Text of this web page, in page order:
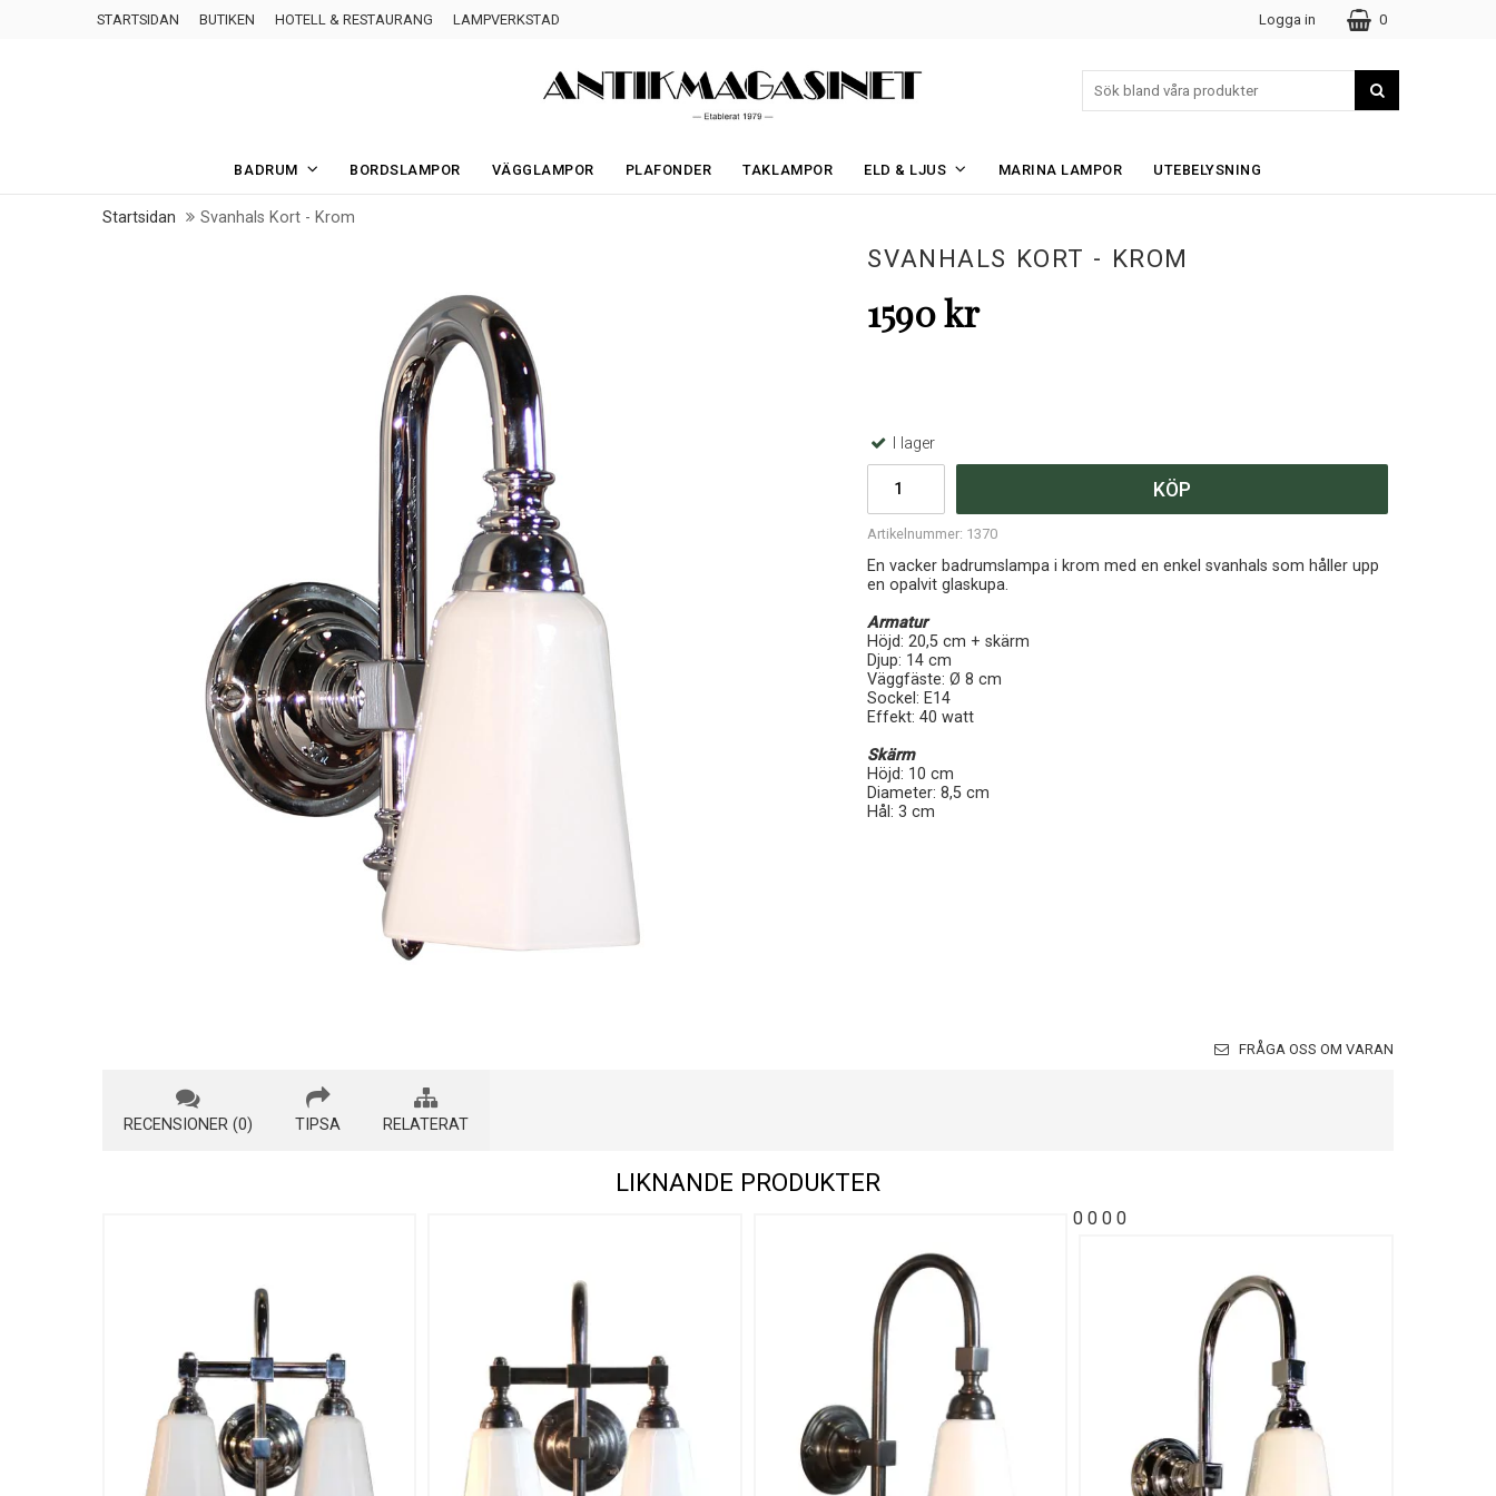
STARTSIDAN BUTIKEN HOTELL & RESTAURANG LAMPVERKSTAD Logga in 0
BADRUM BORDSLAMPOR VÄGGLAMPOR PLAFONDER TAKLAMPOR ELD & LJUS MARINA LAMPOR UTEBELYSNING
Startsidan Svanhals Kort - Krom
SVANHALS KORT - KROM
1590 kr
I lager
KÖP
Artikelnummer: 1370
En vacker badrumslampa i krom med en enkel svanhals som håller upp
en opalvit glaskupa.
Armatur
Höjd: 20,5 cm + skärm
Djup: 14 cm
Väggfäste: Ø 8 cm
Sockel: E14
Effekt: 40 watt
Skärm
Höjd: 10 cm
Diameter: 8,5 cm
Hål: 3 cm
FRÅGA OSS OM VARAN
RECENSIONER (0) TIPSA RELATERAT
LIKNANDE PRODUKTER
0000